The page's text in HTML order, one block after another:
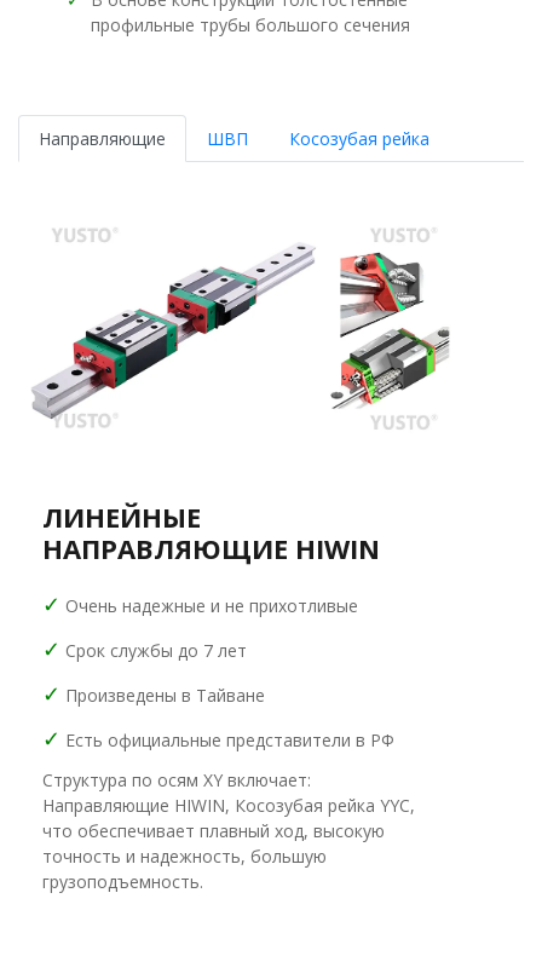
профильные трубы большого сечения
Направляющие ШВП Косозубая рейка
ЛИНЕЙНЫЕ
НАПРАВЛЯЮЩИЕ HIWIN
✓ Очень надежные и не прихотливые
✓ Срок службы до 7 лет
✓ Произведены в Тайване
✓ Есть официальные представители в РФ
Структура по осям XY включает:
Направляющие HIWIN, Косозубая рейка YYC,
что обеспечивает плавный ход, высокую
точность и надежность, большую
грузоподъемность.